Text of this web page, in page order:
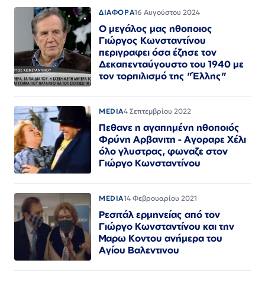
ΔΙΑΦΟΡΑ16 Αυγούστου 2024
Ο μεγάλος μας ηθοποιος
Γιώργος Κωνσταντίνου
περιγραφει όσα έζησε τον
Δεκαπενταύγουστο του 1940 με
τον τορπιλισμό της "Έλλης"
MEDIA4 Σεπτεμβρίου 2022
Πεθανε η αγαπημένη ηθοποιός
Φρύνη Αρβανιτη - Αγοραρε Χέλι
όλο γλυστρας, φωναζε στον
Γιώργο Κωνσταντίνου
MEDIA14 Φεβρουαρίου 2021
Ρεσιτάλ ερμηνείας από τον
Γιώργο Κωνσταντίνου και την
Μαρω Κοντου ανήμερα του
Αγίου Βαλεντινου